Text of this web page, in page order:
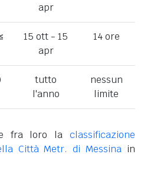
apr
15 ott - 15
apr
14 ore
tutto
l'anno
nessun
limite
fra loro la classificazione
Città Metr. di Messina in